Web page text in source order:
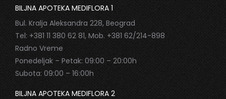
BILJNA APOTEKA MEDIFLORA 1
Bul. Kralja Aleksandra 228, Beograd
Tel: +381 11 380 62 81, Mob. +381 62/214-898
Radno Vreme
Ponedeljak – Petak: 09:00 – 20:00h
Subota: 09:00 – 16:00h
BILJNA APOTEKA MEDIFLORA 2